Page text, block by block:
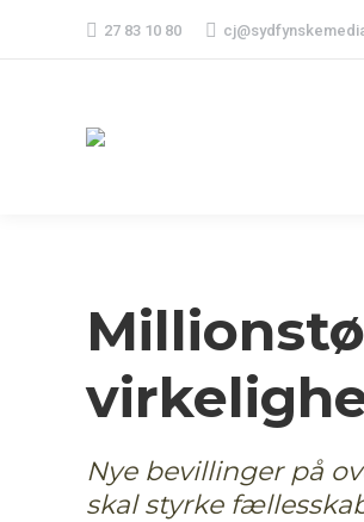
27 83 10 80
Nye bevillinger på
skal styrke